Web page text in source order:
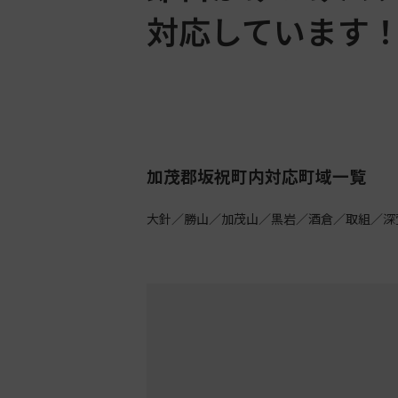
対応しています
加茂郡坂祝町内対応町域一覧
大針／勝山／加茂山／黒岩／酒倉／取組／深